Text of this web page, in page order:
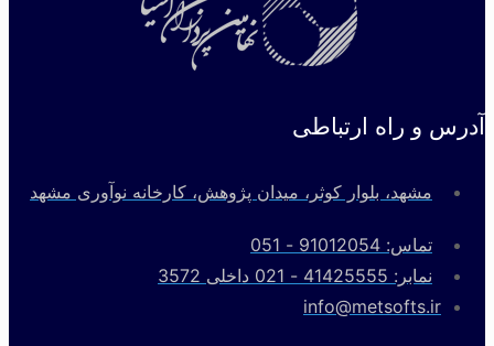
و راه ارتباطی
مشهد، بلوار کوثر، میدان پژوهش، کارخانه نوآوری مشهد
تماس: 91012054 - 051
نمابر: 41425555 - 021 داخلی 3572
info@metsofts.ir